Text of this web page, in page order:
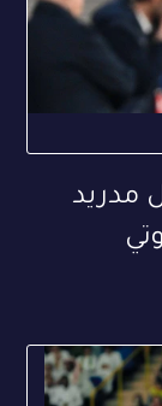
مدريد